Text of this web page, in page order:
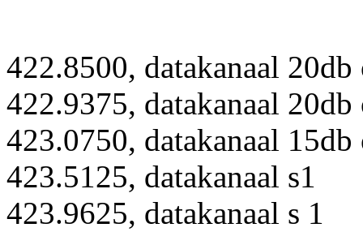
422.8500, datakanaal 20db
422.9375, datakanaal 20db
423.0750, datakanaal 15db
423.5125, datakanaal s1
423.9625, datakanaal s 1